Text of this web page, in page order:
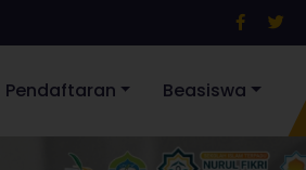
Pendaftaran Beasiswa